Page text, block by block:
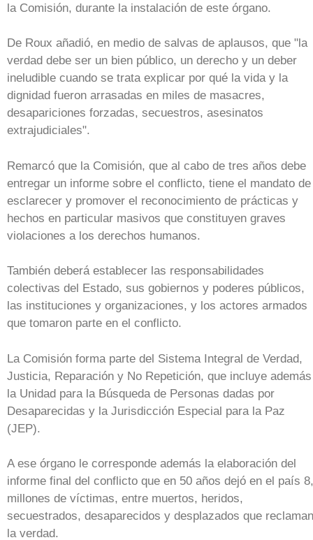
la Comisión, durante la instalación de este órgano.
De Roux añadió, en medio de salvas de aplausos, que "la
verdad debe ser un bien público, un derecho y un deber
ineludible cuando se trata explicar por qué la vida y la
dignidad fueron arrasadas en miles de masacres,
desapariciones forzadas, secuestros, asesinatos
extrajudiciales".
Remarcó que la Comisión, que al cabo de tres años debe
entregar un informe sobre el conflicto, tiene el mandato de
esclarecer y promover el reconocimiento de prácticas y
hechos en particular masivos que constituyen graves
violaciones a los derechos humanos.
También deberá establecer las responsabilidades
colectivas del Estado, sus gobiernos y poderes públicos,
las instituciones y organizaciones, y los actores armados
que tomaron parte en el conflicto.
La Comisión forma parte del Sistema Integral de Verdad,
Justicia, Reparación y No Repetición, que incluye además
la Unidad para la Búsqueda de Personas dadas por
Desaparecidas y la Jurisdicción Especial para la Paz
(JEP).
A ese órgano le corresponde además la elaboración del
informe final del conflicto que en 50 años dejó en el país
millones de víctimas, entre muertos, heridos,
secuestrados, desaparecidos y desplazados que reclaman
la verdad.